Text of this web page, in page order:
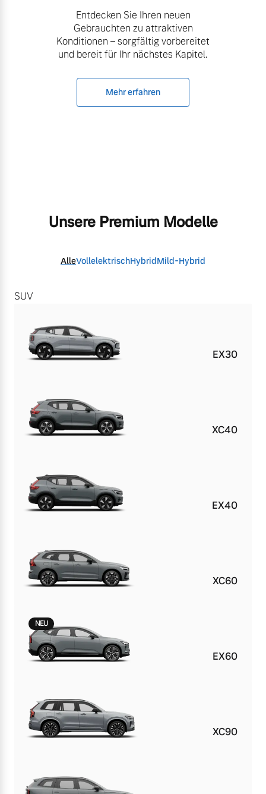
Entdecken Sie Ihren neuen
Gebrauchten zu attraktiven
Konditionen – sorgfältig vorbereitet
und bereit für Ihr nächstes Kapitel.
Mehr erfahren
Unsere Premium Modelle
AlleVollelektrischHybridMild-Hybrid
SUV
EX30
XC40
EX40
XC60
NEU
EX60
XC90